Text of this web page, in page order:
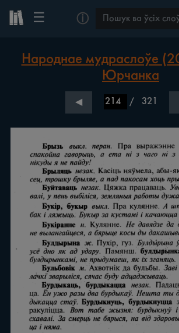
☰ ⓘ
Народнае мудраслоўе
Юрчанка
◀ / 321